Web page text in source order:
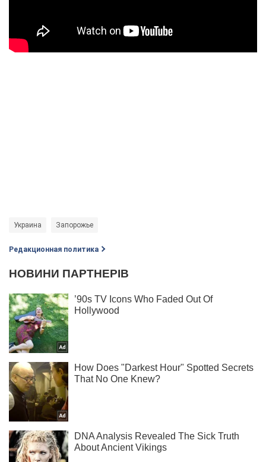
Украина Запорожье
Редакционная политика